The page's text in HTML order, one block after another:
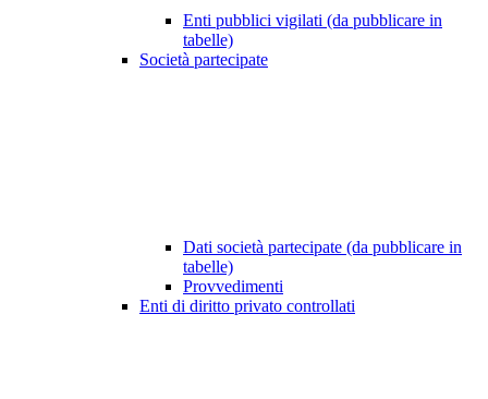
Enti pubblici vigilati (da pubblicare in
tabelle)
Società partecipate
Dati società partecipate (da pubblicare in
tabelle)
Provvedimenti
Enti di diritto privato controllati